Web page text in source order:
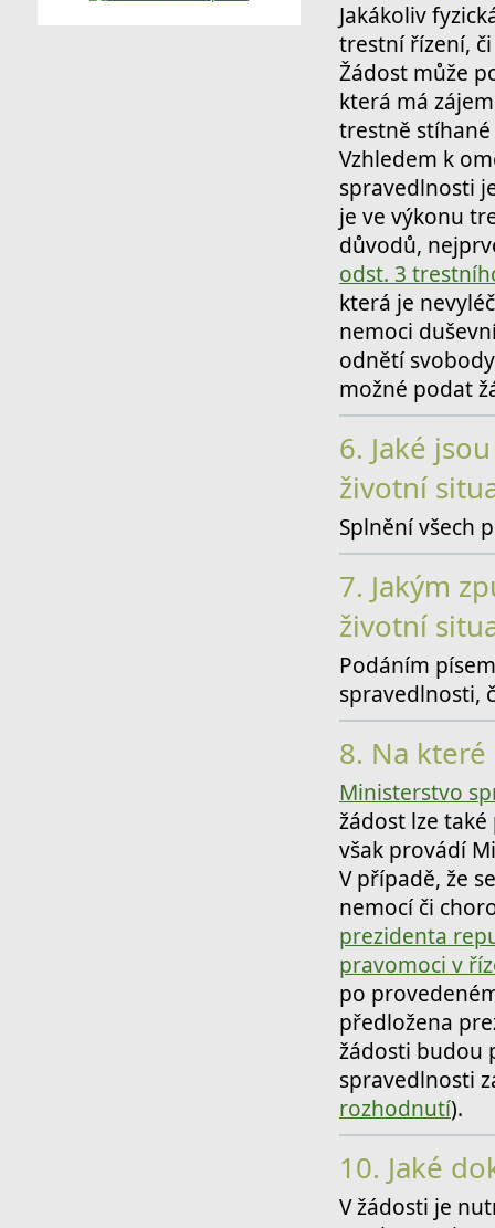
Jakákoliv
trestní řízení,
Žádost může
která má
trestně
Vzhledem k
spravedlnosti
je ve výkonu
důvodů,
odst. 3
která je
nemoci
odnětí
možné podat
6. Jaké
životní
Splnění všech
7. Jakým
životní
Podáním
spravedlnosti,
8. Na
Ministerstvo
žádost lze
však provádí
V případě, že
nemocí či
prezidenta
pravomoci v
po
předložena
žádosti budou
spravedlnosti
rozhodnutí).
10. Jaké
V žádosti je